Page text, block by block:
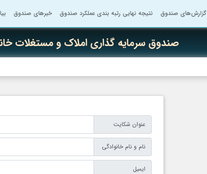
گزارش‌های صندوق نتیجه نهایی رتبه بندی عملکرد صندوق خبرهای صندوق
صندوق سرمایه گذاری املاک و مستغلات
عنوان شکایت
نام و نام خانوادگی
ایمیل